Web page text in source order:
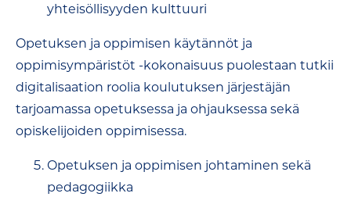
yhteisöllisyyden kulttuuri
Opetuksen ja oppimisen käytännöt ja
oppimisympäristöt -kokonaisuus puolestaan tutkii
digitalisaation roolia koulutuksen järjestäjän
tarjoamassa opetuksessa ja ohjauksessa sekä
opiskelijoiden oppimisessa.
Opetuksen ja oppimisen johtaminen sekä
pedagogiikka